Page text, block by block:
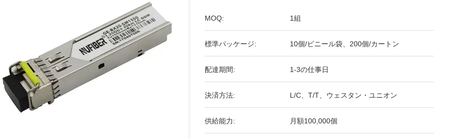
MOQ: 1組
標準パッケージ: 10個/ビニール袋、200個/カートン
配達期間: 1-3の仕事日
決済方法: L/C、T/T、ウェスタン・ユニオン
供給能力: 月額100,000個